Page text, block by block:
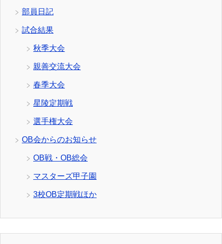
部員日記
試合結果
秋季大会
親善交流大会
春季大会
星陵定期戦
選手権大会
OB会からのお知らせ
OB戦・OB総会
マスターズ甲子園
3校OB定期戦ほか